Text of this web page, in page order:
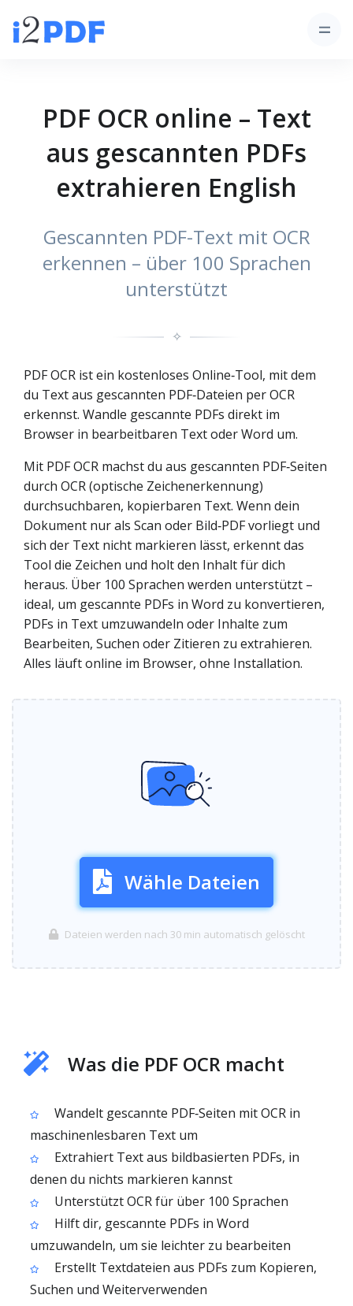
PDF OCR online – Text
aus gescannten PDFs
extrahieren English
Gescannten PDF-Text mit OCR
erkennen – über 100 Sprachen
unterstützt
✧
PDF OCR ist ein kostenloses Online‑Tool, mit dem
du Text aus gescannten PDF‑Dateien per OCR
erkennst. Wandle gescannte PDFs direkt im
Browser in bearbeitbaren Text oder Word um.
Mit PDF OCR machst du aus gescannten PDF‑Seiten
durch OCR (optische Zeichenerkennung)
durchsuchbaren, kopierbaren Text. Wenn dein
Dokument nur als Scan oder Bild‑PDF vorliegt und
sich der Text nicht markieren lässt, erkennt das
Tool die Zeichen und holt den Inhalt für dich
heraus. Über 100 Sprachen werden unterstützt –
ideal, um gescannte PDFs in Word zu konvertieren,
PDFs in Text umzuwandeln oder Inhalte zum
Bearbeiten, Suchen oder Zitieren zu extrahieren.
Alles läuft online im Browser, ohne Installation.
Wähle Dateien
Dateien werden nach 30 min automatisch gelöscht
Was die PDF OCR macht
Wandelt gescannte PDF‑Seiten mit OCR in
maschinenlesbaren Text um
Extrahiert Text aus bildbasierten PDFs, in
denen du nichts markieren kannst
Unterstützt OCR für über 100 Sprachen
Hilft dir, gescannte PDFs in Word
umzuwandeln, um sie leichter zu bearbeiten
Erstellt Textdateien aus PDFs zum Kopieren,
Suchen und Weiterverwenden